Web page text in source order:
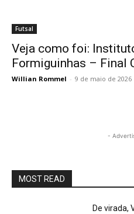
Futsal
Veja como foi:
Formiguinhas – Final
Willian Rommel - 9 de maio de 2026
-
MOST READ
De virada,